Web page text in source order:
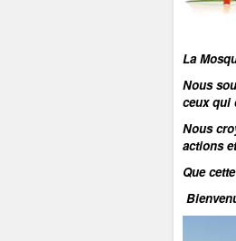
La
Nous
ceux qui
Nous
actions
Que